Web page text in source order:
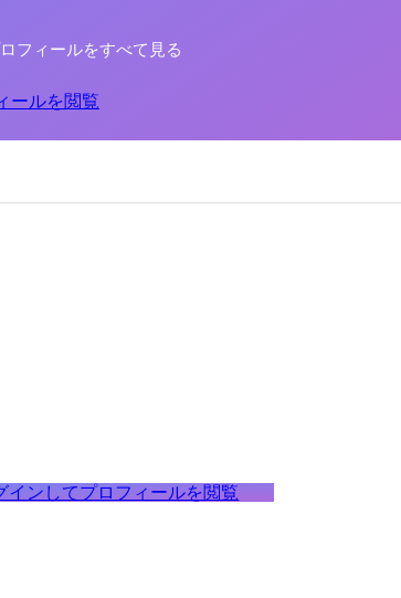
フィールをすべて見る
ールを閲覧
インしてプロフィールを閲覧